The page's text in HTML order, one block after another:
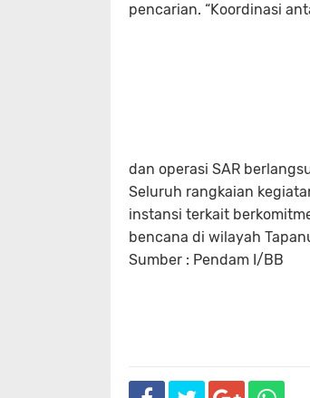
pencarian. “Koordinasi
dan operasi SAR
Seluruh rangkaian
instansi terkait
bencana di wilayah
Sumber : Pendam I/BB